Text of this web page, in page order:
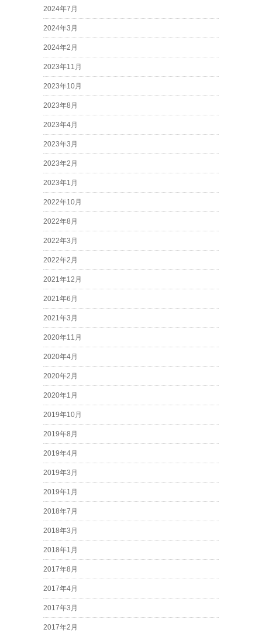
2024年7月
2024年3月
2024年2月
2023年11月
2023年10月
2023年8月
2023年4月
2023年3月
2023年2月
2023年1月
2022年10月
2022年8月
2022年3月
2022年2月
2021年12月
2021年6月
2021年3月
2020年11月
2020年4月
2020年2月
2020年1月
2019年10月
2019年8月
2019年4月
2019年3月
2019年1月
2018年7月
2018年3月
2018年1月
2017年8月
2017年4月
2017年3月
2017年2月